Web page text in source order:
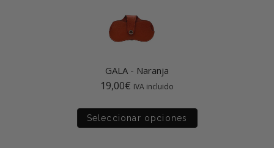
GALA - Naranja
19,00€ IVA incluido
Seleccionar opciones